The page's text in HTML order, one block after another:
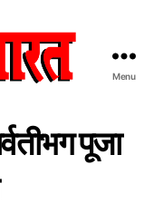
Menu
पूजा